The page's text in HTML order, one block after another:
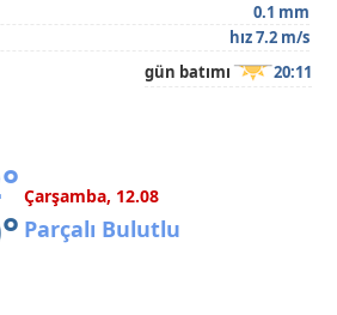
0.1 mm
hız 7.2 m/s
gün batımı 20:11
Çarşamba, 12.08
Parçalı Bulutlu